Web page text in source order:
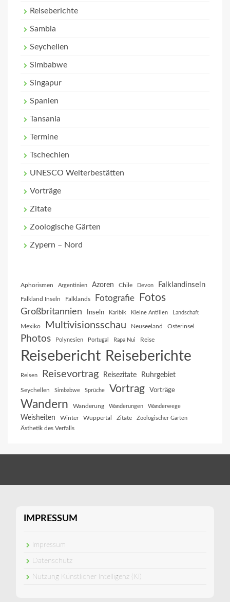
Reiseberichte
Sambia
Seychellen
Simbabwe
Singapur
Spanien
Tansania
Termine
Tschechien
UNESCO Welterbestätten
Vorträge
Zitate
Zoologische Gärten
Zypern – Nord
Aphorismen Argentinien Azoren Chile Devon Falklandinseln
Falkland Inseln Falklands Fotografie Fotos
Großbritannien Inseln Karibik Kleine Antillen Landschaft
Mexiko Multivisionsschau Neuseeland Osterinsel
Photos Polynesien Portugal Rapa Nui Reise
Reisebericht Reiseberichte
Reisen Reisevortrag Reisezitate Ruhrgebiet
Seychellen Simbabwe Sprüche Vortrag Vorträge
Wandern Wanderung Wanderungen Wanderwege
Weisheiten Winter Wuppertal Zitate Zoologischer Garten
Ästhetik des Verfalls
IMPRESSUM
Impressum
Datenschutz
Nutzung Künstlicher Intelligenz (KI)